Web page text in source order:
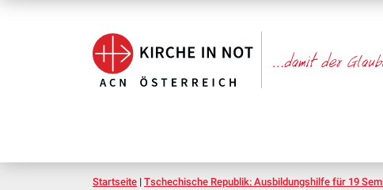
Startseite | Tschechische Republik: Ausbildungshilfe für 19